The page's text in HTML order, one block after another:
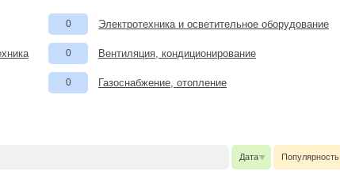
0 Электротехника и осветительное оборудование
0 Вентиляция, кондиционирование
0 Газоснабжение, отопление
Дата Популярность